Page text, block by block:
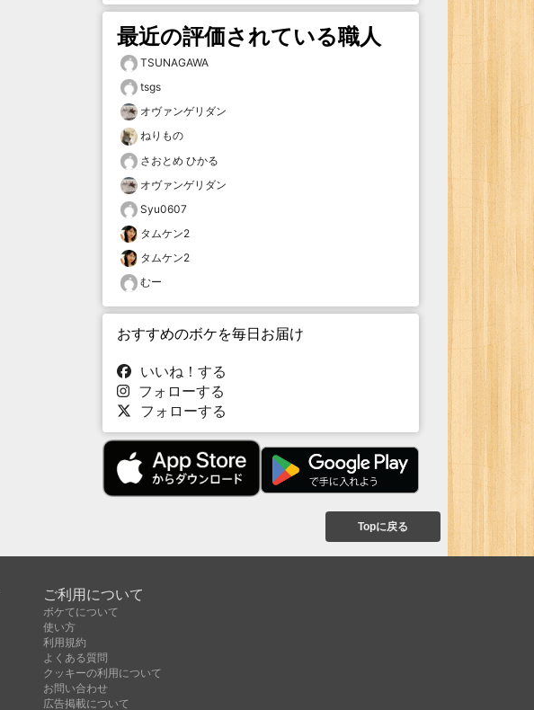
最近の評価されている職人
TSUNAGAWA
tsgs
オヴァンゲリダン
ねりもの
さおとめ ひかる
オヴァンゲリダン
Syu0607
タムケン2
タムケン2
むー
おすすめのボケを毎日お届け
いいね！する
フォローする
フォローする
Topに戻る
ご利用について
ボケてについて
使い方
利用規約
よくある質問
クッキーの利用について
お問い合わせ
広告掲載について